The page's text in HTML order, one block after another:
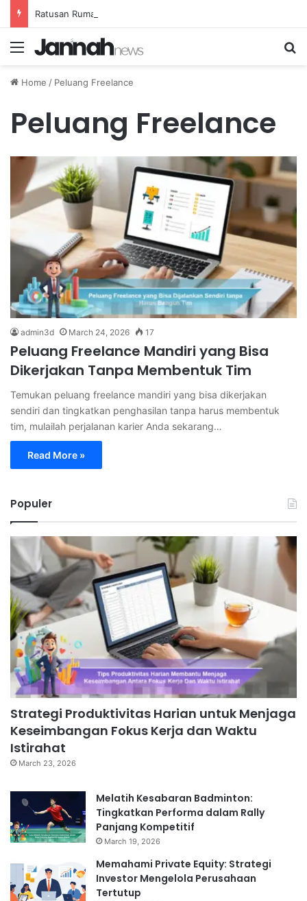
Menu
Home / Peluang Freelance
Peluang Freelance
admin3d March 24, 2026 17
Peluang Freelance Mandiri yang Bisa
Dikerjakan Tanpa Membentuk Tim
Temukan peluang freelance mandiri yang bisa dikerjakan
sendiri dan tingkatkan penghasilan tanpa harus membentuk
tim, mulailah perjalanan karier Anda sekarang…
Read More »
Populer
Strategi Produktivitas Harian untuk Menjaga
Keseimbangan Fokus Kerja dan Waktu
Istirahat
March 23, 2026
Melatih Kesabaran Badminton:
Tingkatkan Performa dalam Rally
Panjang Kompetitif
March 19, 2026
Memahami Private Equity: Strategi
Investor Mengelola Perusahaan
Tertutup